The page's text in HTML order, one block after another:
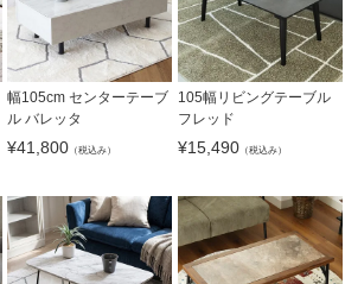
幅105cm センターテーブ
ル バレッタ
¥41,800 （税込み）
105幅リビングテーブル
フレッド
¥15,490（税込み）